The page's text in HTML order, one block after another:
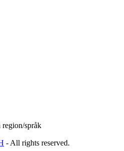
region/språk
- All rights reserved.